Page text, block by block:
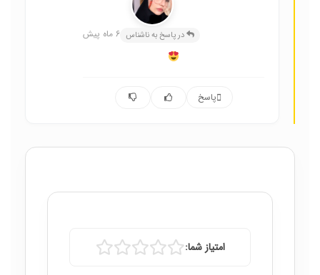
در پاسخ به ناشناس 6 ماه پیش
پاسخ
امتیاز شما: